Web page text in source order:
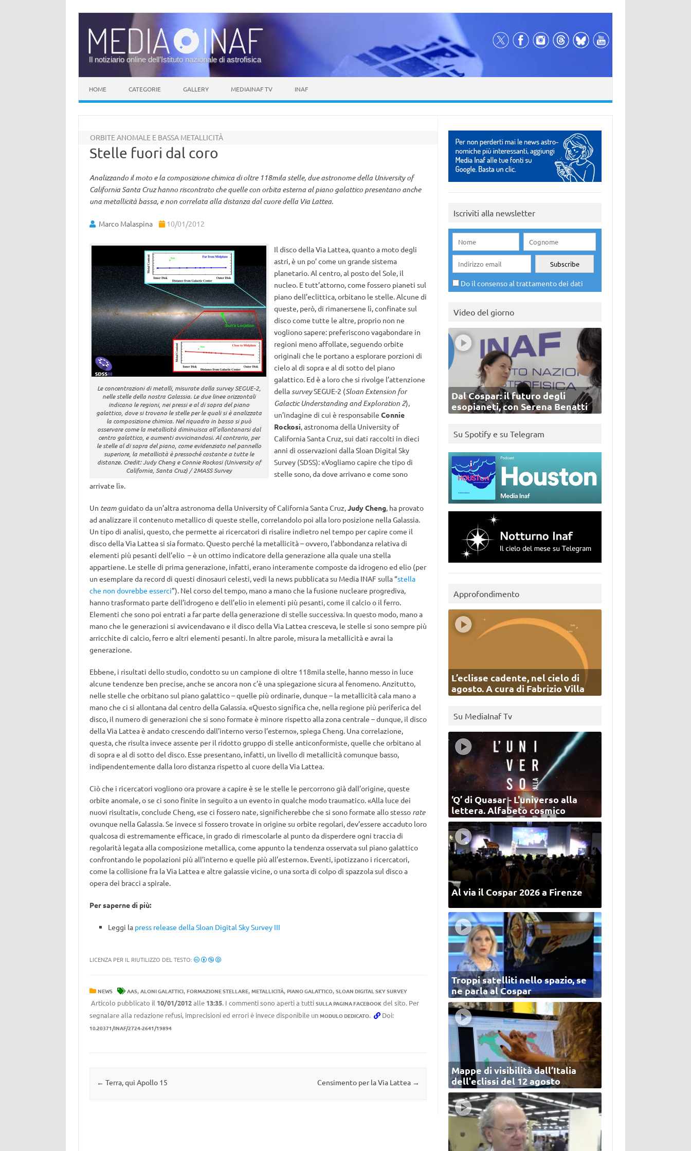
Il notiziario online dell’Istituto nazionale di astrofisica
HOME CATEGORIE GALLERY MEDIAINAF TV INAF
ORBITE ANOMALE E BASSA METALLICITÀ
Stelle fuori dal coro
Analizzando il moto e la composizione chimica di oltre 118mila stelle, due astronome della University of
California Santa Cruz hanno riscontrato che quelle con orbita esterna al piano galattico presentano anche
una metallicità bassa, e non correlata alla distanza dal cuore della Via Lattea.
Marco Malaspina 10/01/2012
Le concentrazioni di metalli, misurate dalla survey SEGUE-2,
nelle stelle della nostra Galassia. Le due linee orizzontali
indicano le regioni, nei pressi e al di sopra del piano
galattico, dove si trovano le stelle per le quali si è analizzata
la composizione chimica. Nel riquadro in basso si può
osservare come la metallicità diminuisca all’allontanarsi dal
centro galattico, e aumenti avvicinandosi. Al contrario, per
le stelle al di sopra del piano, come evidenziato nel pannello
superiore, la metallicità è pressoché costante a tutte le
distanze. Credit: Judy Cheng e Connie Rockosi (University of
California, Santa Cruz) / 2MASS Survey
Il disco della Via Lattea, quanto a moto degli
astri, è un po’ come un grande sistema
planetario. Al centro, al posto del Sole, il
nucleo. E tutt’attorno, come fossero pianeti sul
piano dell’eclittica, orbitano le stelle. Alcune di
queste, però, di rimanersene lì, confinate sul
disco come tutte le altre, proprio non ne
vogliono sapere: preferiscono vagabondare in
regioni meno affollate, seguendo orbite
originali che le portano a esplorare porzioni di
cielo al di sopra e al di sotto del piano
galattico. Ed è a loro che si rivolge l’attenzione
dellasurveySEGUE-2 (Sloan Extension for
Galactic Understanding and Exploration 2),
un’indagine di cui è responsabile Connie
Rockosi, astronoma della University of
California Santa Cruz, sui dati raccolti in dieci
anni di osservazioni dalla Sloan Digital Sky
Survey (SDSS): «Vogliamo capire che tipo di
stelle sono, da dove arrivano e come sono
arrivate lì».
Un teamguidato da un’altra astronoma della University of California Santa Cruz,Judy Cheng, ha provato
ad analizzare il contenuto metallico di queste stelle, correlandolo poi alla loro posizione nella Galassia.
Un tipo di analisi, questo, che permette ai ricercatori di risalire indietro nel tempo per capire come il
disco della Via Lattea si sia formato. Questo perché la metallicità – ovvero, l’abbondanza relativa di
elementi più pesanti dell’elio – è un ottimo indicatore della generazione alla quale una stella
appartiene. Le stelle di prima generazione, infatti, erano interamente composte da idrogeno ed elio (per
un esemplare da record di questi dinosauri celesti, vedi la news pubblicata su Media INAF sulla “stella
che non dovrebbe esserci”). Nel corso del tempo, mano a mano che la fusione nucleare progrediva,
hanno trasformato parte dell’idrogeno e dell’elio in elementi più pesanti, come il calcio o il ferro.
Elementi che sono poi entrati a far parte della generazione di stelle successiva. In questo modo, mano a
mano che le generazioni si avvicendavano e il disco della Via Lattea cresceva, le stelle si sono sempre più
arricchite di calcio, ferro e altri elementi pesanti. In altre parole, misura la metallicità e avrai la
generazione.
Ebbene, i risultati dello studio, condotto su un campione di oltre 118mila stelle, hanno messo in luce
alcune tendenze ben precise, anche se ancora non c’è una spiegazione sicura al fenomeno. Anzitutto,
nelle stelle che orbitano sul piano galattico – quelle più ordinarie, dunque – la metallicità cala mano a
mano che ci si allontana dal centro della Galassia. «Questo significa che, nella regione più periferica del
disco, il numero di generazioni che si sono formate è minore rispetto alla zona centrale – dunque, il disco
della Via Lattea è andato crescendo dall’interno verso l’esterno», spiega Cheng. Una correlazione,
questa, che risulta invece assente per il ridotto gruppo di stelle anticonformiste, quelle che orbitano al
di sopra e al di sotto del disco. Esse presentano, infatti, un livello di metallicità comunque basso,
indipendentemente dalla loro distanza rispetto al cuore della Via Lattea.
Ciò che i ricercatori vogliono ora provare a capire è se le stelle le percorrono già dall’origine, queste
orbite anomale, o se ci sono finite in seguito a un evento in qualche modo traumatico. «Alla luce dei
nuovi risultati», conclude Cheng, «se ci fossero nate, significherebbe che si sono formate allo stesso rate
ovunque nella Galassia. Se invece si fossero trovate in origine su orbite regolari, dev’essere accaduto loro
qualcosa di estremamente efficace, in grado di rimescolarle al punto da disperdere ogni traccia di
regolarità legata alla composizione metallica, come appunto la tendenza osservata sul piano galattico
confrontando le popolazioni più all’interno e quelle più all’esterno». Eventi, ipotizzano i ricercatori,
come la collisione fra la Via Lattea e altre galassie vicine, o una sorta di colpo di spazzola sul disco a
opera dei bracci a spirale.
Per saperne di più:
Leggi la press release della Sloan Digital Sky Survey III
LICENZA PER IL RIUTILIZZO DEL TESTO:
NEWS AAS, ALONI GALATTICI, FORMAZIONE STELLARE, METALLICITÀ, PIANO GALATTICO, SLOAN DIGITAL SKY SURVEY
Articolo pubblicato il 10/01/2012alle 13:35. I commenti sono aperti a tutti SULLA PAGINA FACEBOOKdel sito. Per
segnalare alla redazione refusi, imprecisioni ed errori è invece disponibile un MODULO DEDICATO. Doi:
10.20371/INAF/2724-2641/19894
Navigazione articolo
← Terra, qui Apollo 15 Censimento per la Via Lattea →
Iscriviti alla newsletter
Do il consenso al trattamento dei dati
Video del giorno
Dal Cospar: il futuro degli
esopianeti, con Serena Benatti
Su Spotify e su Telegram
Approfondimento
L’eclisse cadente, nel cielo di
agosto. A cura di Fabrizio Villa
Su MediaInaf Tv
‘Q’ di Quasar - L'universo alla
lettera. Alfabeto cosmico
Al via il Cospar 2026 a Firenze
Troppi satelliti nello spazio, se
ne parla al Cospar
Mappe di visibilità dall’Italia
dell'eclissi del 12 agosto